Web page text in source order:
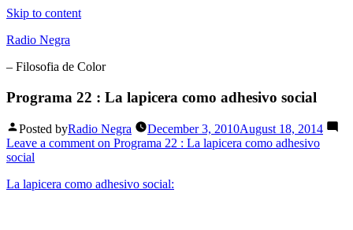
Skip to content
Radio Negra
– Filosofia de Color
Programa 22 : La lapicera como adhesivo social
Posted byRadio Negra December 3, 2010August 18, 2014
Leave a commenton Programa 22 : La lapicera como adhesivo
social
La lapicera como adhesivo social: